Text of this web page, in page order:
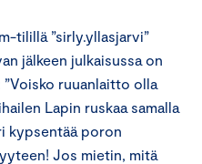
tilillä ”sirly.yllasjarvi”
jälkeen julkaisussa on
ruuanlaitto olla
Lapin ruskaa samalla
kypsentää poron
Jos mietin, mitä